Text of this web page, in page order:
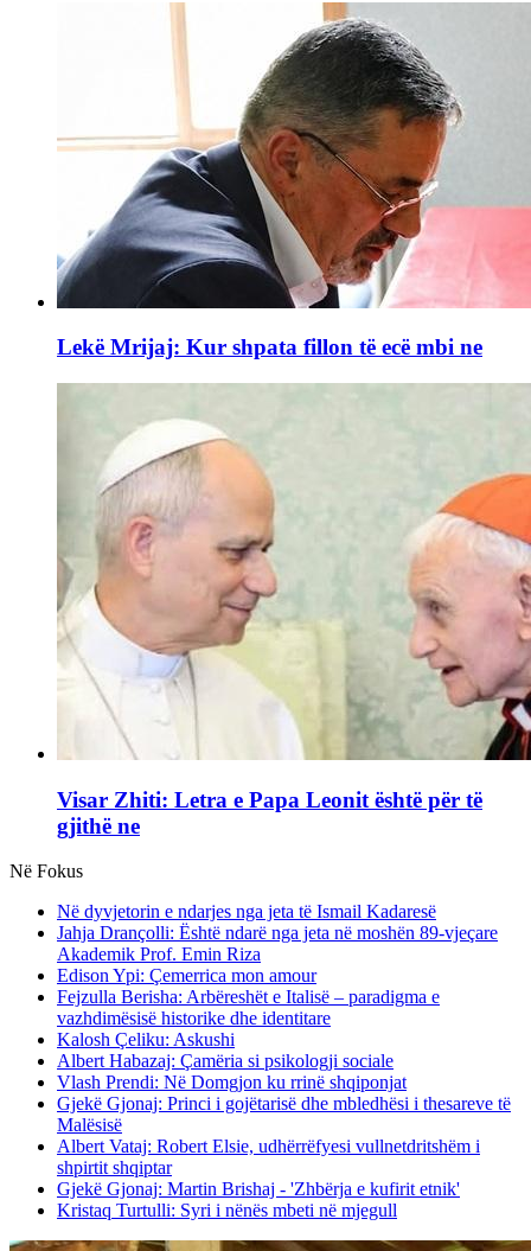
Lekë Mrijaj: Kur shpata fillon të ecë mbi ne
Visar Zhiti: Letra e Papa Leonit është për të
gjithë ne
Në Fokus
Në dyvjetorin e ndarjes nga jeta të Ismail Kadaresë
Jahja Drançolli: Është ndarë nga jeta në moshën 89-vjeçare
Akademik Prof. Emin Riza
Edison Ypi: Çemerrica mon amour
Fejzulla Berisha: Arbëreshët e Italisë – paradigma e
vazhdimësisë historike dhe identitare
Kalosh Çeliku: Askushi
Albert Habazaj: Çamëria si psikologji sociale
Vlash Prendi: Në Domgjon ku rrinë shqiponjat
Gjekë Gjonaj: Princi i gojëtarisë dhe mbledhësi i thesareve të
Malësisë
Albert Vataj: Robert Elsie, udhërrëfyesi vullnetdritshëm i
shpirtit shqiptar
Gjekë Gjonaj: Martin Brishaj - 'Zhbërja e kufirit etnik'
Kristaq Turtulli: Syri i nënës mbeti në mjegull